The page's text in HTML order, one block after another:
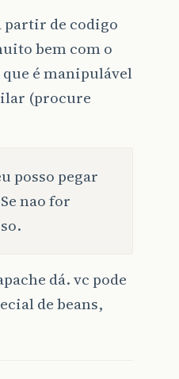
partir de codigo
bem com o
é manipulável
(procure
posso pegar
nao for
dá. vc pode
de beans,